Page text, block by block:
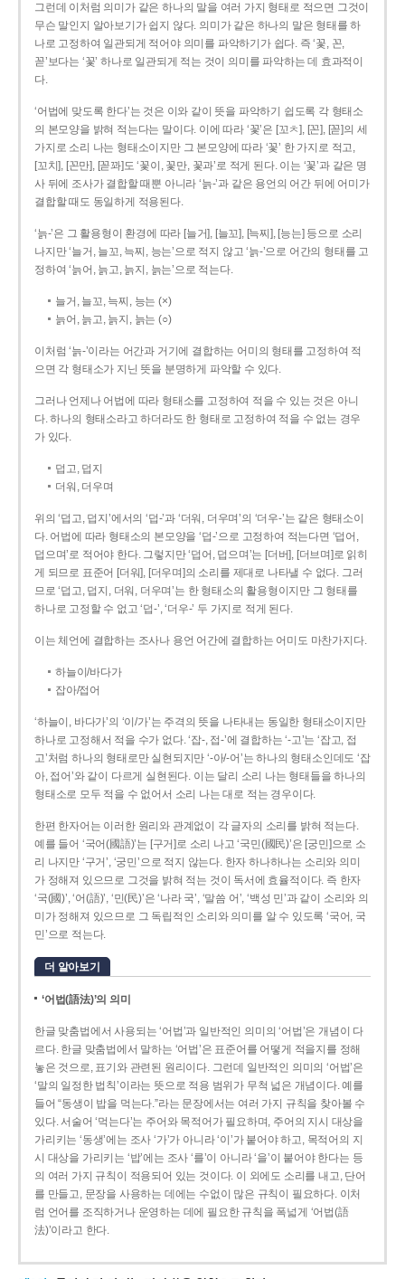
그런데 이처럼 의미가 같은 하나의 말을 여러 가지 형태로 적으면 그것이
무슨 말인지 알아보기가 쉽지 않다. 의미가 같은 하나의 말은 형태를 하
나로 고정하여 일관되게 적어야 의미를 파악하기가 쉽다. 즉 ‘꽃, 꼰,
꼳’보다는 ‘꽃’ 하나로 일관되게 적는 것이 의미를 파악하는 데 효과적이
다.
‘어법에 맞도록 한다’는 것은 이와 같이 뜻을 파악하기 쉽도록 각 형태소
의 본모양을 밝혀 적는다는 말이다. 이에 따라 ‘꽃’은 [꼬ㅊ], [꼰], [꼳]의 세
가지로 소리 나는 형태소이지만 그 본모양에 따라 ‘꽃’ 한 가지로 적고,
[꼬치], [꼰만], [꼳꽈]도 ‘꽃이, 꽃만, 꽃과’로 적게 된다. 이는 ‘꽃’과 같은 명
사 뒤에 조사가 결합할 때뿐 아니라 ‘늙-’과 같은 용언의 어간 뒤에 어미가
결합할 때도 동일하게 적용된다.
‘늙-’은 그 활용형이 환경에 따라 [늘거], [늘꼬], [늑찌], [능는] 등으로 소리
나지만 ‘늘거, 늘꼬, 늑찌, 능는’으로 적지 않고 ‘늙-’으로 어간의 형태를 고
정하여 ‘늙어, 늙고, 늙지, 늙는’으로 적는다.
늘거, 늘꼬, 늑찌, 능는 (×)
늙어, 늙고, 늙지, 늙는 (○)
이처럼 ‘늙-­’이라는 어간과 거기에 결합하는 어미의 형태를 고정하여 적
으면 각 형태소가 지닌 뜻을 분명하게 파악할 수 있다.
그러나 언제나 어법에 따라 형태소를 고정하여 적을 수 있는 것은 아니
다. 하나의 형태소라고 하더라도 한 형태로 고정하여 적을 수 없는 경우
가 있다.
덥고, 덥지
더워, 더우며
위의 ‘덥고, 덥지’에서의 ‘덥-­’과 ‘더워, 더우며’의 ‘더우-­’는 같은 형태소이
다. 어법에 따라 형태소의 본모양을 ‘덥-­’으로 고정하여 적는다면 ‘덥어,
덥으며’로 적어야 한다. 그렇지만 ‘덥어, 덥으며’는 [더버], [더브며]로 읽히
게 되므로 표준어 [더워], [더우며]의 소리를 제대로 나타낼 수 없다. 그러
므로 ‘덥고, 덥지, 더워, 더우며’는 한 형태소의 활용형이지만 그 형태를
하나로 고정할 수 없고 ‘덥-’, ‘더우-’ 두 가지로 적게 된다.
이는 체언에 결합하는 조사나 용언 어간에 결합하는 어미도 마찬가지다.
하늘이/바다가
잡아/접어
‘하늘이, 바다가’의 ‘이/가’는 주격의 뜻을 나타내는 동일한 형태소이지만
하나로 고정해서 적을 수가 없다. ‘잡-, 접-’에 결합하는 ‘-고’는 ‘잡고, 접
고’처럼 하나의 형태로만 실현되지만 ‘-아/-어’는 하나의 형태소인데도 ‘잡
아, 접어’와 같이 다르게 실현된다. 이는 달리 소리 나는 형태들을 하나의
형태소로 모두 적을 수 없어서 소리 나는 대로 적는 경우이다.
한편 한자어는 이러한 원리와 관계없이 각 글자의 소리를 밝혀 적는다.
예를 들어 ‘국어(國語)’는 [구거]로 소리 나고 ‘국민(國民)’은 [궁민]으로 소
리 나지만 ‘구거’, ‘궁민’으로 적지 않는다. 한자 하나하나는 소리와 의미
가 정해져 있으므로 그것을 밝혀 적는 것이 독서에 효율적이다. 즉 한자
‘국(國)’, ‘어(語)’, ‘민(民)’은 ‘나라 국’, ‘말씀 어’, ‘백성 민’과 같이 소리와 의
미가 정해져 있으므로 그 독립적인 소리와 의미를 알 수 있도록 ‘국어, 국
민’으로 적는다.
더 알아보기
‘어법(語法)’의 의미
한글 맞춤법에서 사용되는 ‘어법’과 일반적인 의미의 ‘어법’은 개념이 다
르다. 한글 맞춤법에서 말하는 ‘어법’은 표준어를 어떻게 적을지를 정해
놓은 것으로, 표기와 관련된 원리이다. 그런데 일반적인 의미의 ‘어법’은
‘말의 일정한 법칙’이라는 뜻으로 적용 범위가 무척 넓은 개념이다. 예를
들어 “동생이 밥을 먹는다.”라는 문장에서는 여러 가지 규칙을 찾아볼 수
있다. 서술어 ‘먹는다’는 주어와 목적어가 필요하며, 주어의 지시 대상을
가리키는 ‘동생’에는 조사 ‘가’가 아니라 ‘이’가 붙어야 하고, 목적어의 지
시 대상을 가리키는 ‘밥’에는 조사 ‘를’이 아니라 ‘을’이 붙어야 한다는 등
의 여러 가지 규칙이 적용되어 있는 것이다. 이 외에도 소리를 내고, 단어
를 만들고, 문장을 사용하는 데에는 수없이 많은 규칙이 필요하다. 이처
럼 언어를 조직하거나 운영하는 데에 필요한 규칙을 폭넓게 ‘어법(語
法)’이라고 한다.